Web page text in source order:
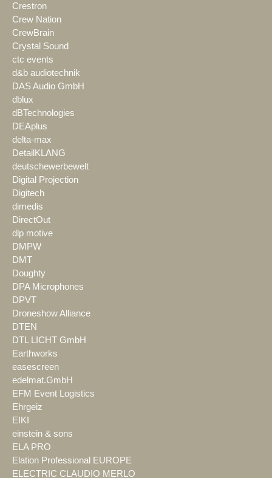
Crestron
Crew Nation
CrewBrain
Crystal Sound
ctc events
d&b audiotechnik
DAS Audio GmbH
dblux
dBTechnologies
DEAplus
delta-max
DetailKLANG
deutschewerbewelt
Digital Projection
Digitech
dimedis
DirectOut
dlp motive
DMPW
DMT
Doughty
DPA Microphones
DPVT
Droneshow Alliance
DTEN
DTL LICHT GmbH
Earthworks
easescreen
edelmat.GmbH
EFM Event Logistics
Ehrgeiz
EIKI
einstein & sons
ELA PRO
Elation Professional EUROPE
ELECTRIC CLAUDIO MERLO